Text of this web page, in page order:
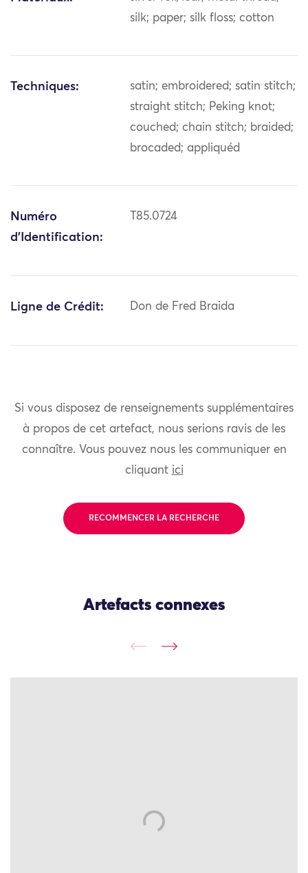
silk; paper; silk floss; cotton
Techniques:
satin; embroidered; satin stitch;
straight stitch; Peking knot;
couched; chain stitch; braided;
brocaded; appliquéd
Numéro
d'Identification:
T85.0724
Ligne de Crédit: Don de Fred Braida
Si vous disposez de renseignements supplémentaires
à propos de cet artefact, nous serions ravis de les
connaître. Vous pouvez nous les communiquer en
cliquant ici
RECOMMENCER LA RECHERCHE
Artefacts connexes